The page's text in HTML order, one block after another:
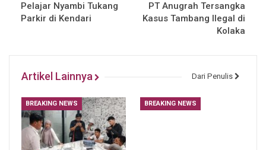
Pelajar Nyambi Tukang
Parkir di Kendari
PT Anugrah Tersangka
Kasus Tambang Ilegal di
Kolaka
Artikel Lainnya Dari Penulis
BREAKING NEWS BREAKING NEWS